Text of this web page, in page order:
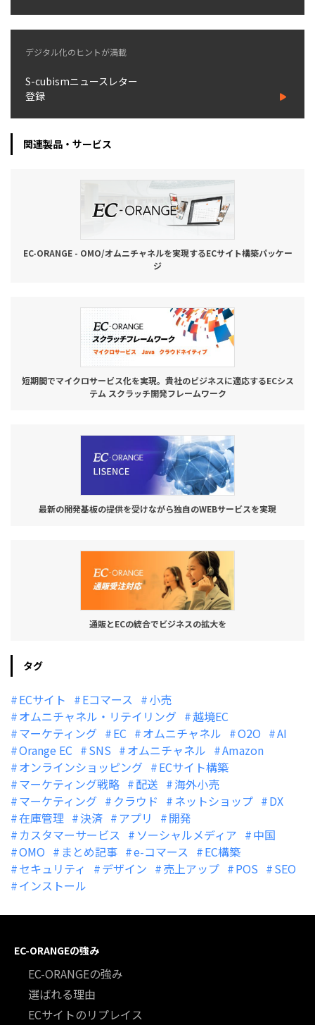
デジタル化のヒントが満載
S-cubismニュースレター
登録
関連製品・サービス
EC-ORANGE - OMO/オムニチャネルを実現するECサイト構築パッケー
ジ
短期間でマイクロサービス化を実現。貴社のビジネスに適応するECシス
テム スクラッチ開発フレームワーク
最新の開発基板の提供を受けながら独自のWEBサービスを実現
通販とECの統合でビジネスの拡大を
タグ
ECサイト Eコマース
小売
オムニチャネル・リテイリング
越境EC
マーケティング
EC オムニチャネル O2O
AI
Orange EC
SNS オムニチャネル
Amazon
オンラインショッピング
ECサイト構築
マーケティング戦略
配送
海外小売
マーケティング
クラウド ネットショップ
DX
在庫管理
決済 アプリ
開発
カスタマーサービス
ソーシャルメディア
中国
OMO
まとめ記事 e-コマース
EC構築
セキュリティ
デザイン 売上アップ POS
SEO
インストール
EC-ORANGEの強み
EC-ORANGEの強み
選ばれる理由
ECサイトのリプレイス